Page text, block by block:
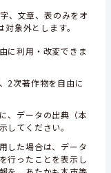
、文章、表のみをオ
象外とします。
に利用・改変できま
2次著作物を自由に
、データの出典（本
してください。
した場合は、データ
行ったことを表示し